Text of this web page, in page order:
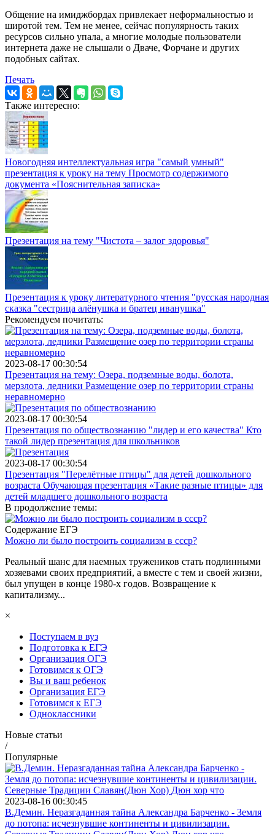
Общение на имиджбордах привлекает неформальностью и
широтой тем. Тем не менее, сейчас популярность таких
ресурсов сильно упала, а многие молодые пользователи
интернета даже не слышали о Дваче, Форчане и других
подобных сайтах.
Печать
Также интересно:
Новогодняя интеллектуальная игра "самый умный"
презентация к уроку на тему Просмотр содержимого
документа «Пояснительная записка»
Презентация на тему "Чистота – залог здоровья"
Презентация к уроку литературного чтения "русская народная
сказка "сестрица алёнушка и братец иванушка"
Рекомендуем почитать:
2023-08-17 00:30:54
Презентация на тему: Озера, подземные воды, болота,
мерзлота, ледники Размещение озер по территории страны
неравномерно
2023-08-17 00:30:54
Презентация по обществознанию "лидер и его качества" Кто
такой лидер презентация для школьников
2023-08-17 00:30:54
Презентация "Перелётные птицы" для детей дошкольного
возраста Обучающая презентация «Такие разные птицы» для
детей младшего дошкольного возраста
В продолжение темы:
Содержание ЕГЭ
Можно ли было построить социализм в ссср?
Реальный шанс для наемных тружеников стать подлинными
хозяевами своих предприятий, а вместе с тем и своей жизни,
был упущен в конце 1980-х годов. Возвращение к
капитализму...
×
Поступаем в вуз
Подготовка к ЕГЭ
Организация ОГЭ
Готовимся к ОГЭ
Вы и ваш ребенок
Организация ЕГЭ
Готовимся к ЕГЭ
Одноклассники
Новые статьи
/
Популярные
2023-08-16 00:30:45
В.Демин. Неразгаданная тайна Александра Барченко - Земля
до потопа: исчезнувшие континенты и цивилизации.